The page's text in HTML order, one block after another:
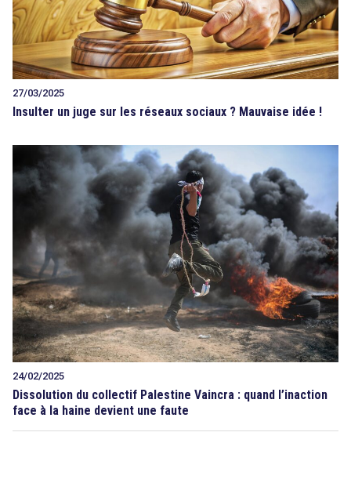
27/03/2025
Insulter un juge sur les réseaux sociaux ? Mauvaise idée !
24/02/2025
Dissolution du collectif Palestine Vaincra : quand l’inaction
face à la haine devient une faute